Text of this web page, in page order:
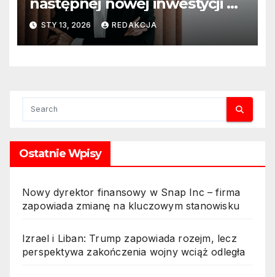
ciągu najbliższego półrocza
STY 13, 2026 REDAKCJA
Ostatnie Wpisy
Nowy dyrektor finansowy w Snap Inc – firma
zapowiada zmianę na kluczowym stanowisku
Izrael i Liban: Trump zapowiada rozejm, lecz
perspektywa zakończenia wojny wciąż odległa